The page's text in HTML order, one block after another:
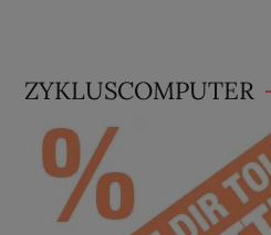
ZYKLUSCOMPUTER